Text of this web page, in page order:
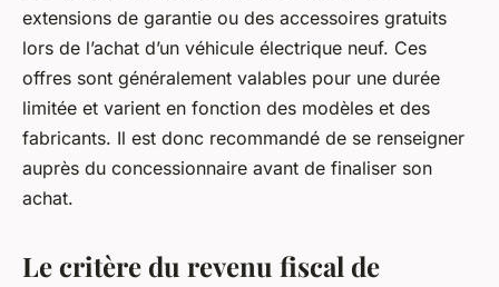
extensions de garantie ou des accessoires gratuits
lors de l’achat d’un véhicule électrique neuf. Ces
offres sont généralement valables pour une durée
limitée et varient en fonction des modèles et des
fabricants. Il est donc recommandé de se renseigner
auprès du concessionnaire avant de finaliser son
achat.
Le critère du revenu fiscal de